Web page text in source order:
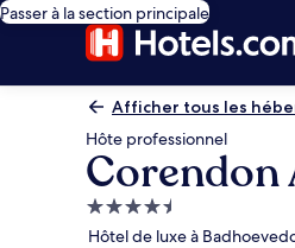
Passer à la section principale
Afficher tous les
Hôte professionnel
Hébergement
4.5 étoiles
Hôtel de luxe à